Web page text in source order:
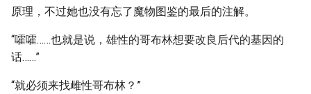
原理，不过她也没有忘了魔物图鉴的最后的注解。
“嚯嚯……也就是说，雄性的哥布林想要改良后代的基因的
话……”
“就必须来找雌性哥布林？”